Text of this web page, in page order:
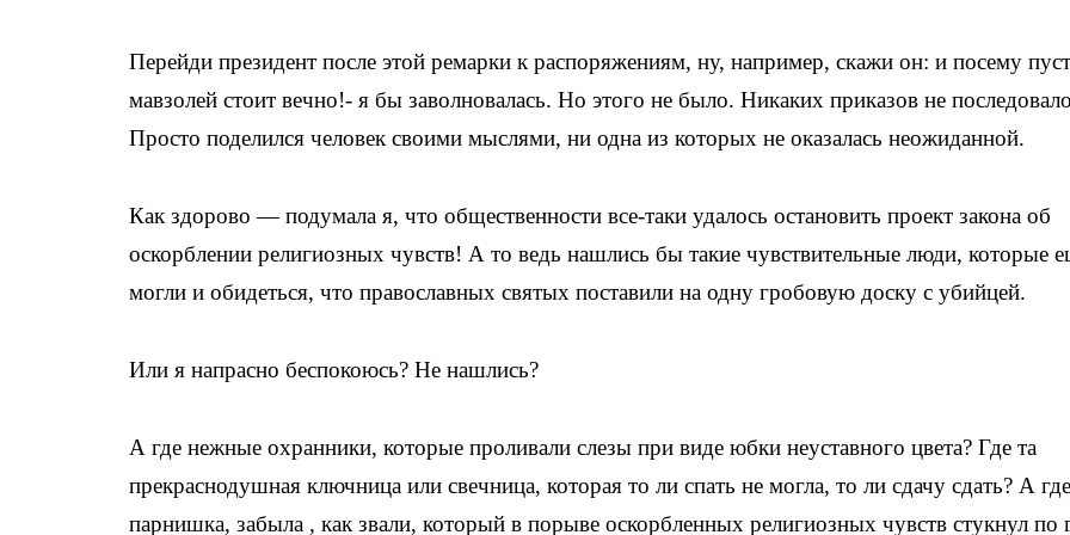
Перейди президент после этой ремарки к распоряжениям, ну, например, скажи он: и посему
мавзолей стоит вечно!- я бы заволновалась. Но этого не было. Никаких приказов не
Просто поделился человек своими мыслями, ни одна из которых не оказалась неожиданной.
Как здорово — подумала я, что общественности все-таки удалось остановить проект закона об
оскорблении религиозных чувств! А то ведь нашлись бы такие чувствительные люди, которые
могли и обидеться, что православных святых поставили на одну гробовую доску с убийцей.
Или я напрасно беспокоюсь? Не нашлись?
А где нежные охранники, которые проливали слезы при виде юбки неуставного цвета? Где та
прекраснодушная ключница или свечница, которая то ли спать не могла, то ли сдачу сдать? А
парнишка, забыла , как звали, который в порыве оскорбленных религиозных чувств стукнул по